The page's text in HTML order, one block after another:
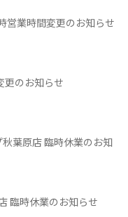
営業時間変更のお知らせ
更のお知らせ
葉原店 臨時休業のお知
臨時休業のお知らせ